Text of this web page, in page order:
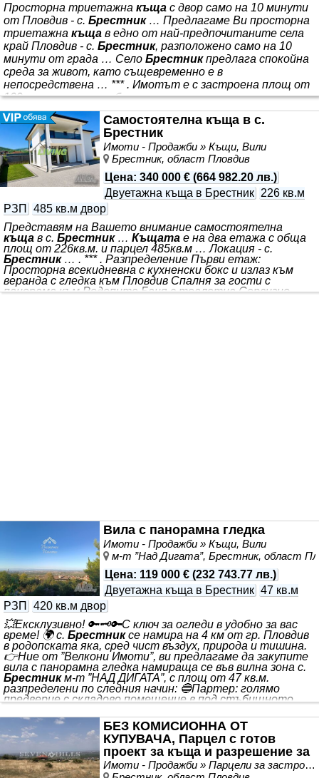
Просторна триетажна къща с двор само на 10 минути
от Пловдив - с. Брестник… Предлагаме Ви просторна
триетажна къща в едно от най-предпочитаните села
край Пловдив - с. Брестник, разположено само на 10
минути от града … Село Брестникпредлага спокойна
среда за живот, като същевременно е в
непосредствена … *** . Имотът е с застроена площ от
109 кв.м на етаж и обща разгъната застроена площ от
320 кв.м, разположен върху двор от 400 кв.м, който
предлага прекрасно място за отдих и семейни
събирания. В двора са обособени барбекю зона,
озеленена градина и пространство за игра, а цялото
място е оградено с масивна
Самостоятелна къща в с.
Брестник
Имоти - Продажби » Къщи, Вили
Брестник, област Пловдив
Цена: 340 000 € (664 982.20 лв.)
Двуетажна къща в Брестник 226 кв.м
РЗП
485 кв.м двор
Представям на Вашето внимание самостоятелна
къща в с. Брестник… Къщата е на два етажа с обща
площ от 226кв.м. и парцел 485кв.м … Локация - с.
Брестник… . *** . Разпределение Първи етаж:
Просторна всекидневна с кухненски бокс и излаз към
веранда с гледка към Пловдив Спалня за гости с
панорама към Родопите Баня с тоалетна Сервизно
Вила с панорамна гледка
Имоти - Продажби » Къщи, Вили
м-т ”Над Дигата”, Брестник, област
Цена: 119 000 € (232 743.77 лв.)
Двуетажна къща в Брестник 47 кв.м
РЗП
420 кв.м двор
💥Ексклузивно! 🔑🗝🔑С ключ за огледи в удобно за вас
време! 🌍 с. Брестниксе намира на 4 км от гр. Пловдив
в родопската яка, сред чист въздух, природа и тишина.
👉Ние от ”Велкони Имоти”, ви предлагаме да закупите
вила с панорамна гледка намираща се във вилна зона с.
Брестникм-т ”НАД ДИГАТА”, с площ от 47 кв.м.
разпределени по следния начин: 🔵Партер: голямо
предверие с складово помещение в под стъбищното
🔵1 етаж - веранда, голяма стая, коридор със вътрешно
стълбище 🔵2 етаж /мансарда/- спалня, килер 🔴 площ
на парцела 420кв.м. ✔ До имота
БЕЗ КОМИСИОННА ОТ
КУПУВАЧА, Парцел с готов
проект за къща и разрешение за
строеж
Имоти - Продажби » Парцели за застрояване, Инвестиционни проекти